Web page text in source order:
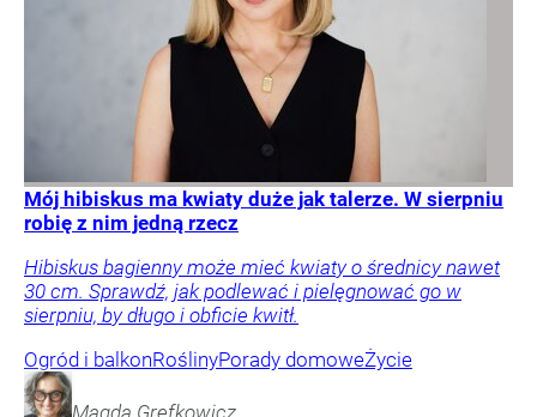
Mój hibiskus ma kwiaty duże jak talerze. W sierpniu
robię z nim jedną rzecz
Hibiskus bagienny może mieć kwiaty o średnicy nawet
30 cm. Sprawdź, jak podlewać i pielęgnować go w
sierpniu, by długo i obficie kwitł.
Ogród i balkonRoślinyPorady domoweŻycie
Magda Grefkowicz